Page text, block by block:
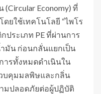
Economy) ที่
ยใช้เทคโนโลยี “ไพโร
ประเภท PE ที่ผ่านการ
มัน ก่อนกลั่นแยกเป็น
ารทั้งหมดดำเนินใน
วบคุมมลพิษและกลิ่น
มปลอดภัยต่อผู้ปฏิบัติ